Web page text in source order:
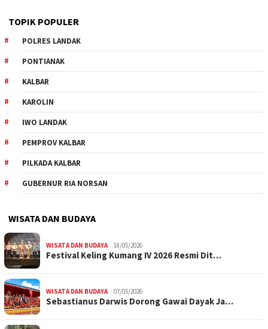
TOPIK POPULER
POLRES LANDAK
PONTIANAK
KALBAR
KAROLIN
IWO LANDAK
PEMPROV KALBAR
PILKADA KALBAR
GUBERNUR RIA NORSAN
WISATA DAN BUDAYA
WISATA DAN BUDAYA 18/05/2026
Festival Keling Kumang IV 2026 Resmi Dit…
WISATA DAN BUDAYA 07/05/2026
Sebastianus Darwis Dorong Gawai Dayak Ja…